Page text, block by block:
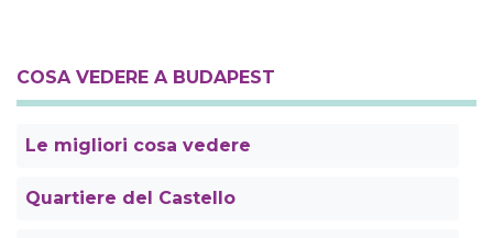
COSA VEDERE A BUDAPEST
Le migliori cosa vedere
Quartiere del Castello